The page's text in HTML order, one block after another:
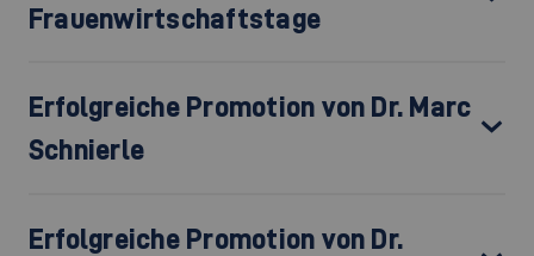
Frauenwirtschaftstage
Erfolgreiche Promotion von Dr. Marc
Schnierle
Erfolgreiche Promotion von Dr.